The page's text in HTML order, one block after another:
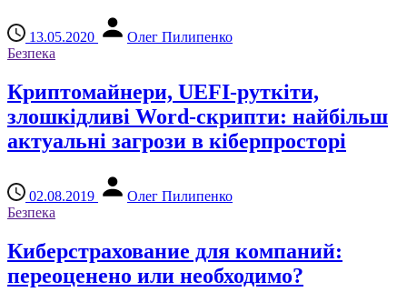
13.05.2020
Олег Пилипенко
Безпека
Криптомайнери, UEFI-руткіти,
злошкідливі Word-скрипти: найбільш
актуальні загрози в кіберпросторі
02.08.2019
Олег Пилипенко
Безпека
Киберстрахование для компаний:
переоценено или необходимо?